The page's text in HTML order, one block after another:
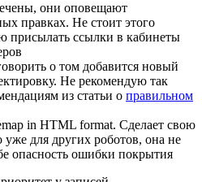
они оповещают
правках. Не стоит этого
присылать ссылки в кабинеты
о том добавится новый
Не рекомендую так
из статьи о правильном
in HTML format. Сделает свою
уже для других роботов, она не
опасность ошибки покрытия